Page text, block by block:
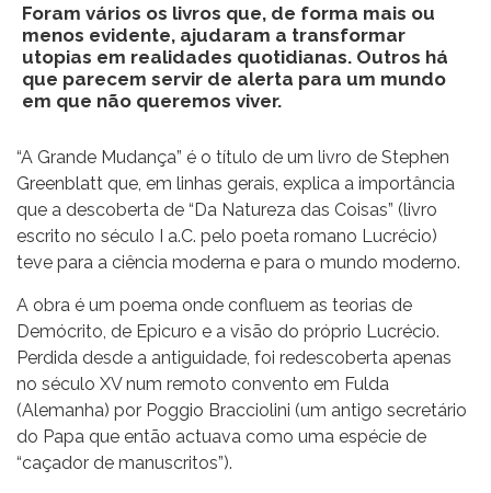
Foram vários os livros que, de forma mais ou
menos evidente, ajudaram a transformar
utopias em realidades quotidianas. Outros há
que parecem servir de alerta para um mundo
em que não queremos viver.
“A Grande Mudança” é o título de um livro de Stephen
Greenblatt que, em linhas gerais, explica a importância
que a descoberta de “Da Natureza das Coisas” (livro
escrito no século I a.C. pelo poeta romano Lucrécio)
teve para a ciência moderna e para o mundo moderno.
A obra é um poema onde confluem as teorias de
Demócrito, de Epicuro e a visão do próprio Lucrécio.
Perdida desde a antiguidade, foi redescoberta apenas
no século XV num remoto convento em Fulda
(Alemanha) por Poggio Bracciolini (um antigo secretário
do Papa que então actuava como uma espécie de
“caçador de manuscritos”).